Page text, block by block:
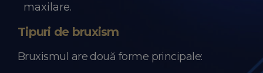
maxilare.
Tipuri de bruxism
Bruxismul are două forme principale: